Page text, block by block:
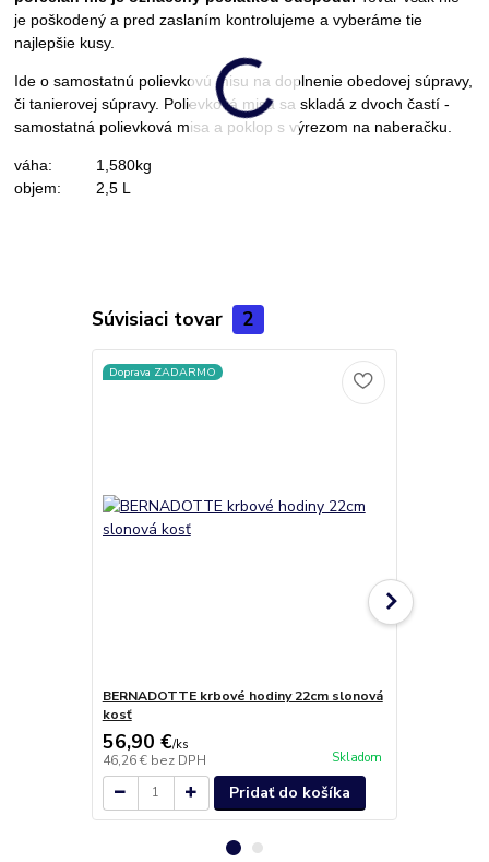
je poškodený a pred zaslaním kontrolujeme a vyberáme tie
najlepšie kusy.
Ide o samostatnú polievkovú misu na doplnenie obedovej súpravy,
či tanierovej súpravy. Polievková misa sa skladá z dvoch častí -
samostatná polievková misa a poklop s výrezom na naberačku.
váha: 1,580kg
objem: 2,5 L
Súvisiaci tovar 2
Doprava ZADARMO
BERNADOTTE krbové hodiny 22cm slonová
kosť
56,90 €/ks
46,26 € bez DPH Skladom
Pridať do košíka